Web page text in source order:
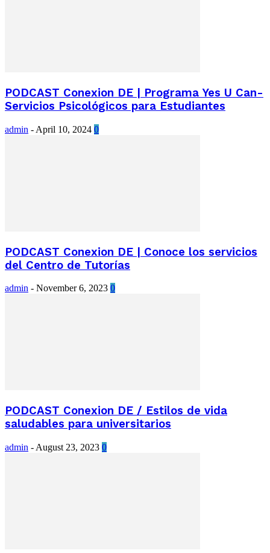
PODCAST Conexion DE | Programa Yes U Can-
Servicios Psicológicos para Estudiantes
admin - April 10, 2024 0
PODCAST Conexion DE | Conoce los servicios
del Centro de Tutorías
admin - November 6, 2023 0
PODCAST Conexion DE / Estilos de vida
saludables para universitarios
admin - August 23, 2023 0